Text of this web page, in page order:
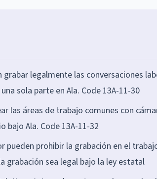
grabar legalmente las conversaciones
sola parte en Ala. Code 13A-11-30
las áreas de trabajo comunes con
bajo Ala. Code 13A-11-32
pueden prohibir la grabación en el
grabación sea legal bajo la ley estatal